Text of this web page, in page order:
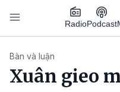
Nhảy đến nội dung
RadioPodcast
Bàn và luận
Xuân gieo